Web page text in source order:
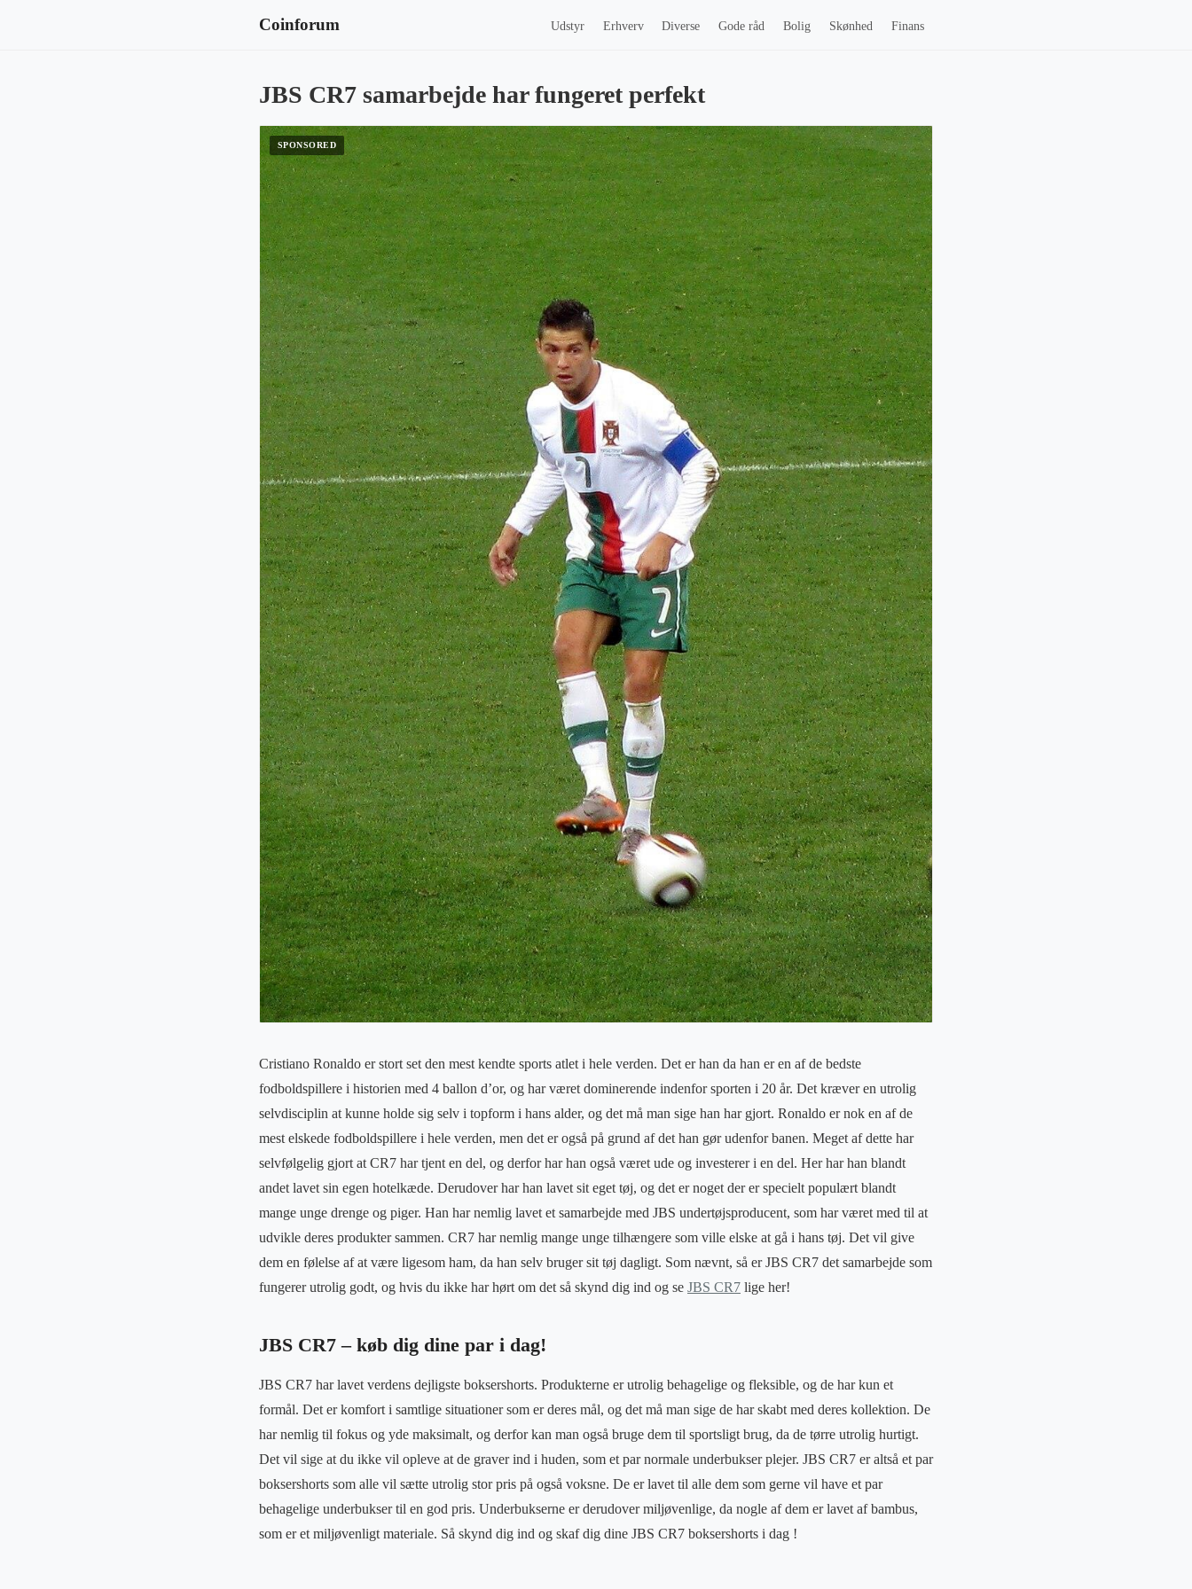
Coinforum Udstyr Erhverv Diverse Gode råd Bolig Skønhed Finans
JBS CR7 samarbejde har fungeret perfekt
Cristiano Ronaldo er stort set den mest kendte sports atlet i hele verden. Det er han da han er en af de bedste
fodboldspillere i historien med 4 ballon d’or, og har været dominerende indenfor sporten i 20 år. Det kræver en utrolig
selvdisciplin at kunne holde sig selv i topform i hans alder, og det må man sige han har gjort. Ronaldo er nok en af de
mest elskede fodboldspillere i hele verden, men det er også på grund af det han gør udenfor banen. Meget af dette har
selvfølgelig gjort at CR7 har tjent en del, og derfor har han også været ude og investerer i en del. Her har han blandt
andet lavet sin egen hotelkæde. Derudover har han lavet sit eget tøj, og det er noget der er specielt populært blandt
mange unge drenge og piger. Han har nemlig lavet et samarbejde med JBS undertøjsproducent, som har været med til at
udvikle deres produkter sammen. CR7 har nemlig mange unge tilhængere som ville elske at gå i hans tøj. Det vil give
dem en følelse af at være ligesom ham, da han selv bruger sit tøj dagligt. Som nævnt, så er JBS CR7 det samarbejde som
fungerer utrolig godt, og hvis du ikke har hørt om det så skynd dig ind og se JBS CR7 lige her!
JBS CR7 – køb dig dine par i dag!
JBS CR7 har lavet verdens dejligste boksershorts. Produkterne er utrolig behagelige og fleksible, og de har kun et
formål. Det er komfort i samtlige situationer som er deres mål, og det må man sige de har skabt med deres kollektion. De
har nemlig til fokus og yde maksimalt, og derfor kan man også bruge dem til sportsligt brug, da de tørre utrolig hurtigt.
Det vil sige at du ikke vil opleve at de graver ind i huden, som et par normale underbukser plejer. JBS CR7 er altså et par
boksershorts som alle vil sætte utrolig stor pris på også voksne. De er lavet til alle dem som gerne vil have et par
behagelige underbukser til en god pris. Underbukserne er derudover miljøvenlige, da nogle af dem er lavet af bambus,
som er et miljøvenligt materiale. Så skynd dig ind og skaf dig dine JBS CR7 boksershorts i dag !